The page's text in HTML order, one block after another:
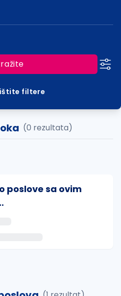
filtere
(0 rezultata)
poslove sa ovim